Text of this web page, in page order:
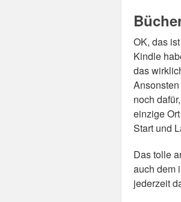
OK, das
Kindle
das
noch
einzige
Start und
Das tolle
auch dem
jederzeit